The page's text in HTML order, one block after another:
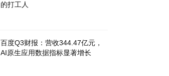
的打工人
百度Q3财报：营收344.47亿元，
AI原生应用数据指标显著增长